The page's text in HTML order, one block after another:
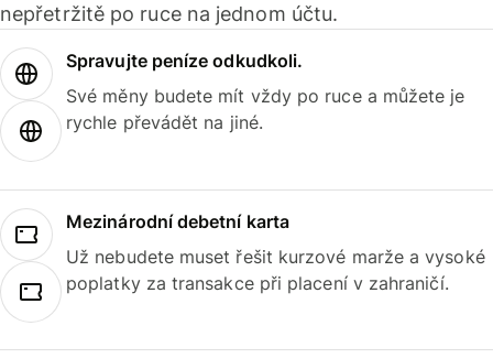
nepřetržitě po ruce na jednom účtu.
Spravujte peníze odkudkoli.
Své měny budete mít vždy po ruce a můžete je
rychle převádět na jiné.
Mezinárodní debetní karta
Už nebudete muset řešit kurzové marže a vysoké
poplatky za transakce při placení v zahraničí.